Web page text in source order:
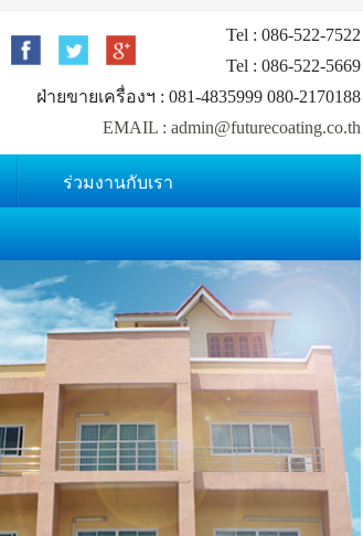
Tel : 086-522-7522
Tel : 086-522-5669
ฝ่ายขายเครื่องฯ : 081-4835999 080-2170188
EMAIL : admin@futurecoating.co.th
ร่วมงานกับเรา